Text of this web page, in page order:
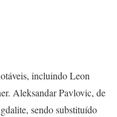
incluindo Leon
Aleksandar Pavlovic, de
sendo substituído